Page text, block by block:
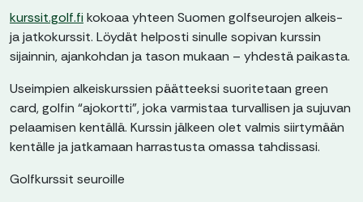
kurssit.golf.fi kokoaa yhteen Suomen golfseurojen alkeis-
ja jatkokurssit. Löydät helposti sinulle sopivan kurssin
sijainnin, ajankohdan ja tason mukaan – yhdestä paikasta.
Useimpien alkeiskurssien päätteeksi suoritetaan green
card, golfin “ajokortti”, joka varmistaa turvallisen ja sujuvan
pelaamisen kentällä. Kurssin jälkeen olet valmis siirtymään
kentälle ja jatkamaan harrastusta omassa tahdissasi.
Golfkurssit seuroille